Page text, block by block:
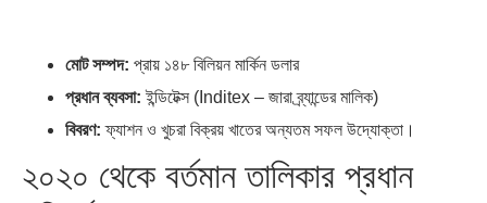
মোট সম্পদ: প্রায় ১৪৮ বিলিয়ন মার্কিন ডলার
প্রধান ব্যবসা: ইন্ডিটেক্স (Inditex – জারা ব্র্যান্ডের মালিক)
বিবরণ: ফ্যাশন ও খুচরা বিক্রয় খাতের অন্যতম সফল উদ্যোক্তা।
২০২০ থেকে বর্তমান তালিকার প্রধান